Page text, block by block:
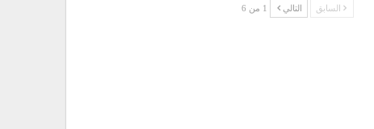
السابق التالي 1 من 6